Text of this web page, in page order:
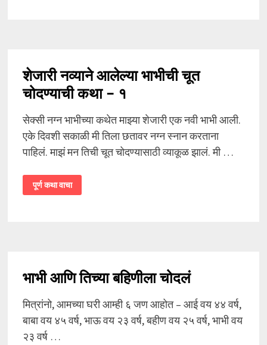
शेजारी नव्याने आलेल्या भाभीची चूत
चोदण्याची कथा – १
सेक्सी नग्न भाभीच्या कथेत माझ्या शेजारी एक नवी भाभी आली.
एके दिवशी सकाळी मी तिला छतावर नग्न स्नान करताना
पाहिलं. माझं मन तिची चूत चोदण्यासाठी व्याकूळ झालं. मी …
शेजारी
नव्याने
आलेल्या
पूर्ण कथा वाचा
भाभी आणि तिच्या बहिणीला चोदलं
मित्रांनो, आमच्या घरी आम्ही ६ जण आहोत – आई वय ४४ वर्ष,
बाबा वय ४५ वर्ष, भाऊ वय २३ वर्ष, बहीण वय २५ वर्ष, भाभी वय
२३ वर्ष …